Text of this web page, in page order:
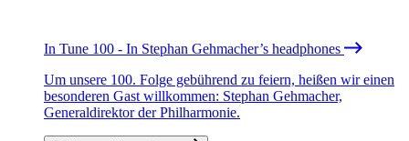
In Tune 100 - In Stephan Gehmacher’s headphones
Um unsere 100. Folge gebührend zu feiern, heißen wir einen
besonderen Gast willkommen: Stephan Gehmacher,
Generaldirektor der Philharmonie.